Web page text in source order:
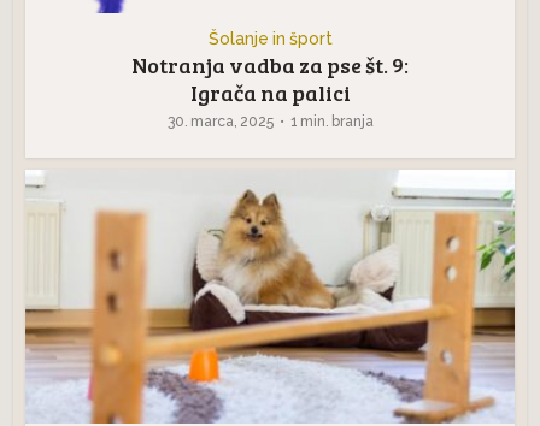
Šolanje in šport
Notranja vadba za pse št. 9:
Igrača na palici
30. marca, 2025 1 min. branja